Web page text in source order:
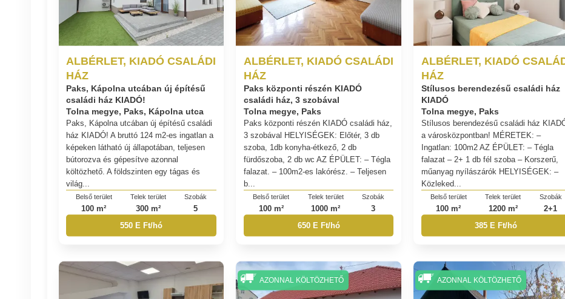
ALBÉRLET, KIADÓ CSALÁDI
HÁZ
Paks, Kápolna utcában új építésű
családi ház KIADÓ!
Tolna megye, Paks, Kápolna utca
Paks, Kápolna utcában új építésű családi
ház KIADÓ! A bruttó 124 m2-es ingatlan a
képeken látható új állapotában, teljesen
bútorozva és gépesítve azonnal
költözhető. A földszinten egy tágas és
világ...
Belső terület
100 m²
Telek terület
300 m²
Szobák
5
550 E Ft/hó
ALBÉRLET, KIADÓ CSALÁDI
HÁZ
Paks központi részén KIADÓ
családi ház, 3 szobával
Tolna megye, Paks
Paks központi részén KIADÓ családi ház,
3 szobával HELYISÉGEK: Előtér, 3 db
szoba, 1db konyha-étkező, 2 db
fürdőszoba, 2 db wc AZ ÉPÜLET: – Tégla
falazat. – 100m2-es lakórész. – Teljesen
b...
Belső terület
100 m²
Telek terület
1000 m²
Szobák
3
650 E Ft/hó
ALBÉRLET, KIADÓ
HÁZ
Stílusos berendezésű családi ház
KIADÓ
Tolna megye, Paks
Stílusos berendezésű családi ház
a városközpontban! MÉRETEK: –
Ingatlan: 100m2 AZ ÉPÜLET: – Tégla
falazat – 2+ 1 db fél szoba – Korszerű,
műanyag nyílászárók HELYISÉGEK: –
Közleked...
Belső terület
100 m²
Telek terület
1200 m²
Szobák
2+1
385 E Ft/hó
AZONNAL KÖLTÖZHETŐ AZONNAL KÖLTÖZHETŐ